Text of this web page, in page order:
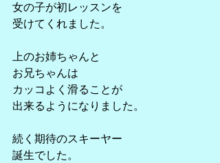
女の子が初レッスンを
受けてくれました。
上のお姉ちゃんと
お兄ちゃんは
カッコよく滑ることが
出来るようになりました。
続く期待のスキーヤー
誕生でした。